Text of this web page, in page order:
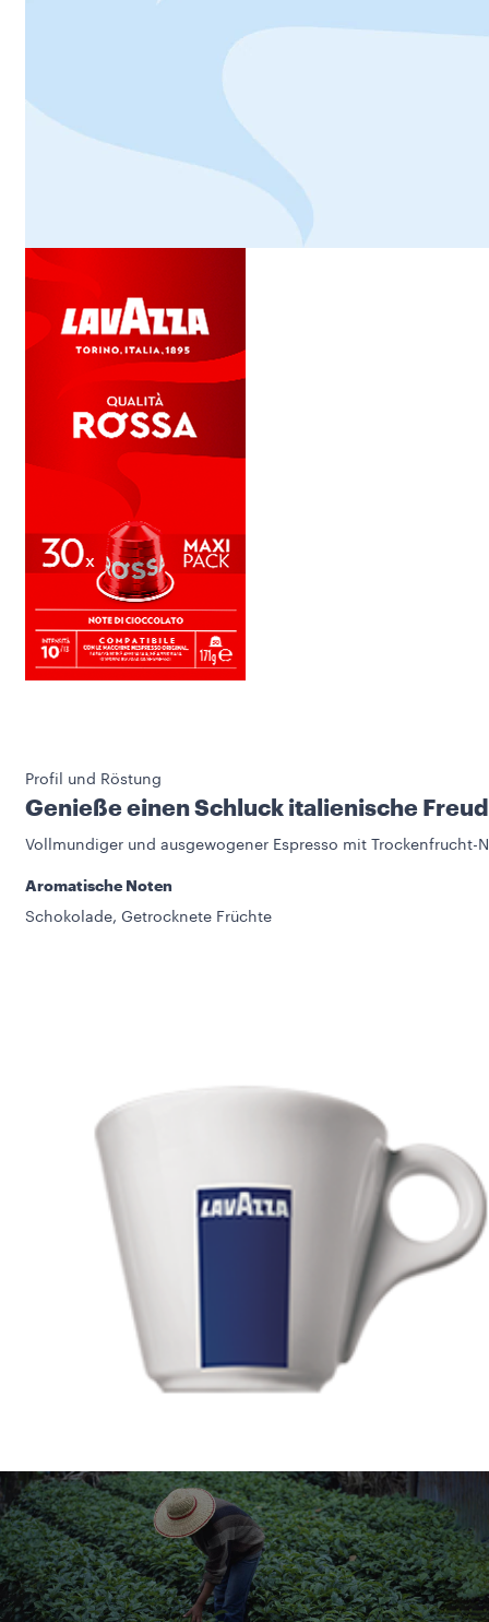
Profil und Röstung
Genieße einen Schluck italienische
Vollmundiger und ausgewogener Espresso mit Trockenfrucht-
Aromatische Noten
Schokolade, Getrocknete Früchte